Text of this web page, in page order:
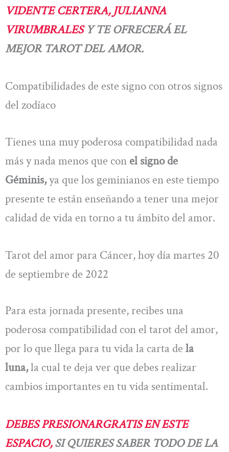
VIDENTE CERTERA, JULIANNA
VIRUMBRALESY TE OFRECERÁ EL
MEJOR TAROT DEL AMOR.
Compatibilidades de este signo con otros signos
del zodíaco
Tienes una muy poderosa compatibilidad nada
más y nada menos que con el signo de
Géminis,ya que los geminianos en este tiempo
presente te están enseñando a tener una mejor
calidad de vida en torno a tu ámbito del amor.
Tarot del amor para Cáncer, hoy día martes 20
de septiembre de 2022
Para esta jornada presente, recibes una
poderosa compatibilidad con el tarot del amor,
por lo que llega para tu vida la carta de la
luna,la cual te deja ver que debes realizar
cambios importantes en tu vida sentimental.
DEBES PRESIONARGRATIS EN ESTE
ESPACIO,SI QUIERES SABER TODO DE LA